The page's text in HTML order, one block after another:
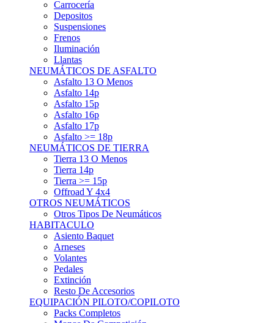
Carrocería
Depositos
Suspensiones
Frenos
Iluminación
Llantas
NEUMÁTICOS DE ASFALTO
Asfalto 13 O Menos
Asfalto 14p
Asfalto 15p
Asfalto 16p
Asfalto 17p
Asfalto >= 18p
NEUMÁTICOS DE TIERRA
Tierra 13 O Menos
Tierra 14p
Tierra >= 15p
Offroad Y 4x4
OTROS NEUMÁTICOS
Otros Tipos De Neumáticos
HABITACULO
Asiento Baquet
Arneses
Volantes
Pedales
Extinción
Resto De Accesorios
EQUIPACIÓN PILOTO/COPILOTO
Packs Completos